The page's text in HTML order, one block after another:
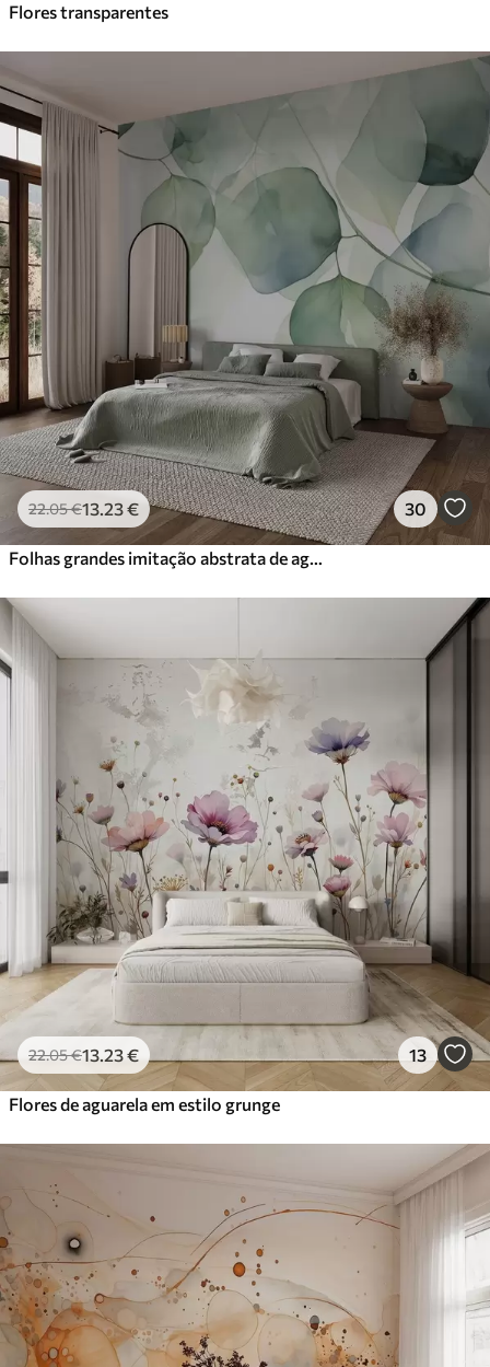
Flores transparentes
22.05€13 .23€ 30
22.05€13 .23€ 13
Flores de aguarela em estilo grunge